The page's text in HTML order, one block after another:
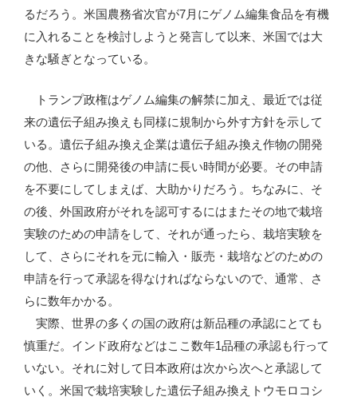
るだろう。米国農務省次官が7月にゲノム編集食品を有機
に入れることを検討しようと発言して以来、米国では大
きな騒ぎとなっている。
トランプ政権はゲノム編集の解禁に加え、最近では従
来の遺伝子組み換えも同様に規制から外す方針を示して
いる。遺伝子組み換え企業は遺伝子組み換え作物の開発
の他、さらに開発後の申請に長い時間が必要。その申請
を不要にしてしまえば、大助かりだろう。ちなみに、そ
の後、外国政府がそれを認可するにはまたその地で栽培
実験のための申請をして、それが通ったら、栽培実験を
して、さらにそれを元に輸入・販売・栽培などのための
申請を行って承認を得なければならないので、通常、さ
らに数年かかる。
実際、世界の多くの国の政府は新品種の承認にとても
慎重だ。インド政府などはここ数年1品種の承認も行って
いない。それに対して日本政府は次から次へと承認して
いく。米国で栽培実験した遺伝子組み換えトウモロコシ